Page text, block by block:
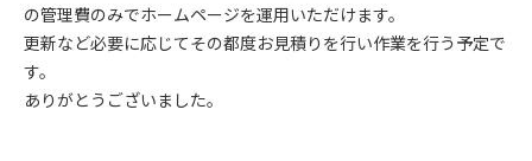
の管理費のみでホームページを運用いただけます。
更新など必要に応じてその都度お見積りを行い作業を行う予定で
す。
ありがとうございました。